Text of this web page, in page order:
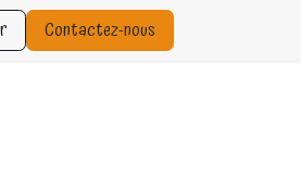
Contactez-nous